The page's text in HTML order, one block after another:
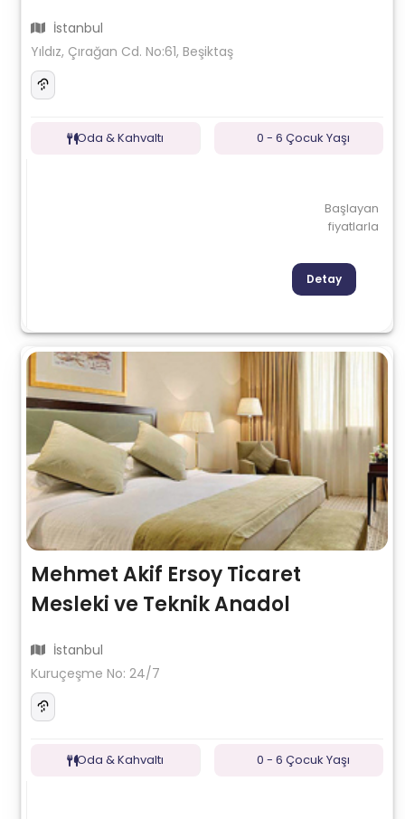
İstanbul
Yıldız, Çırağan Cd. No:61, Beşiktaş
Oda & Kahvaltı 0 - 6 Çocuk Yaşı
Başlayan
fiyatlarla
Detay
Mehmet Akif Ersoy Ticaret
Mesleki ve Teknik Anadol
İstanbul
Kuruçeşme No: 24/7
Oda & Kahvaltı 0 - 6 Çocuk Yaşı